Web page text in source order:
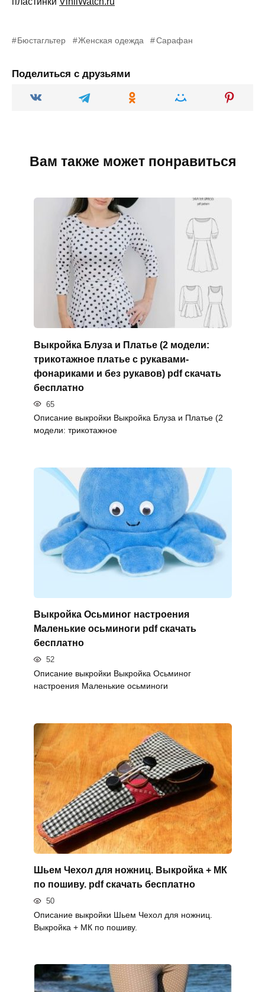
Бюстагльтер Женская одежда Сарафан
Поделиться с друзьями
Вам также может понравиться
Выкройка Блуза и Платье (2 модели:
трикотажное платье с рукавами-
фонариками и без рукавов) pdf скачать
бесплатно
65
Описание выкройки Выкройка Блуза и Платье (2
модели: трикотажное
Выкройка Осьминог настроения
Маленькие осьминоги pdf скачать
бесплатно
52
Описание выкройки Выкройка Осьминог
настроения Маленькие осьминоги
Шьем Чехол для ножниц. Выкройка + МК
по пошиву. pdf скачать бесплатно
50
Описание выкройки Шьем Чехол для ножниц.
Выкройка + МК по пошиву.